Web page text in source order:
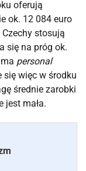
oferują
ok. 12 084 euro
stosują
się na próg ok.
personal
więc w środku
średnie zarobki
jest mała.